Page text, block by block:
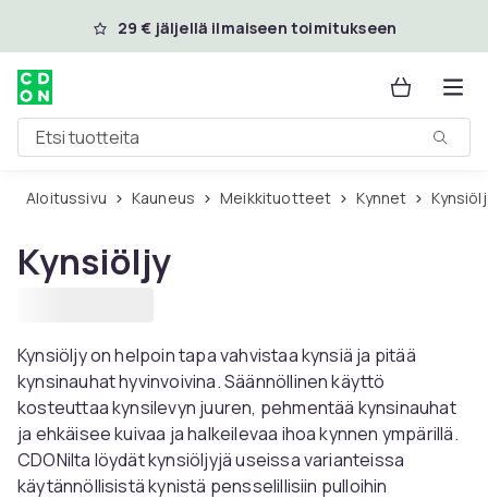
Ohita ja siirry pääsisältöön
29 € jäljellä ilmaiseen toimitukseen
Etsi tuotteita
Aloitussivu Kauneus Meikkituotteet Kynnet
Kynsiöljy
Kynsiöljy on helpoin tapa vahvistaa kynsiä ja pitää
kynsinauhat hyvinvoivina. Säännöllinen käyttö
kosteuttaa kynsilevyn juuren, pehmentää kynsinauhat
ja ehkäisee kuivaa ja halkeilevaa ihoa kynnen ympärillä.
CDONilta löydät kynsiöljyjä useissa varianteissa
käytännöllisistä kynistä pensselillisiin pulloihin